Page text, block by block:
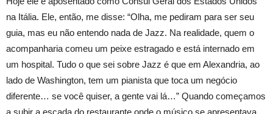
na Itália. Ele, então, me disse: “Olha, me pediram para ser seu
guia, mas eu não entendo nada de Jazz. Na realidade, quem o
acompanharia comeu um peixe estragado e está internado em
um hospital. Tudo o que sei sobre Jazz é que em Alexandria, ao
lado de Washington, tem um pianista que toca um negócio
diferente… se você quiser, a gente vai lá…” Quando começamos